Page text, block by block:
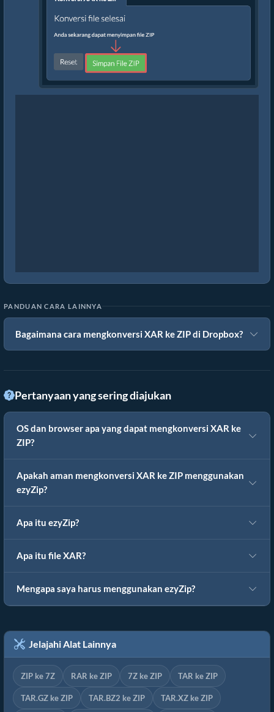
PANDUAN CARA LAINNYA
Bagaimana cara mengkonversi XAR ke ZIP di Dropbox?
Pertanyaan yang sering diajukan
OS dan browser apa yang dapat mengkonversi XAR ke
ZIP?
Apakah aman mengkonversi XAR ke ZIP menggunakan
ezyZip?
Apa itu ezyZip?
Apa itu file XAR?
Mengapa saya harus menggunakan ezyZip?
Jelajahi Alat Lainnya
ZIP ke 7Z RAR ke ZIP 7Z ke ZIP TAR ke ZIP
TAR.GZ ke ZIP TAR.BZ2 ke ZIP TAR.XZ ke ZIP